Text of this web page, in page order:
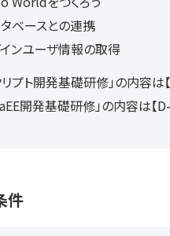
タベースとの連携
インユーザ情報の取得
プト開発基礎研修」の内容は
開発基礎研修」の内容は【
件